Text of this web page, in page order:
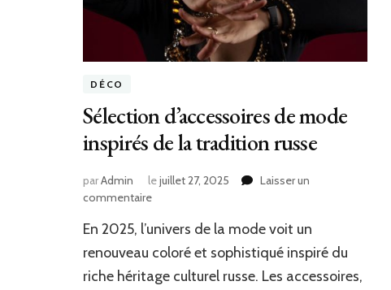
DÉCO
Sélection d’accessoires de mode
inspirés de la tradition russe
parAdmin lejuillet 27, 2025
Laisser un
commentairesur
d’accessoires
de
inspirés
En 2025, l’univers de la mode voit un
renouveau coloré et sophistiqué inspiré du
riche héritage culturel russe. Les accessoires,